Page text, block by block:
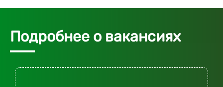
Подробнее о вакансиях